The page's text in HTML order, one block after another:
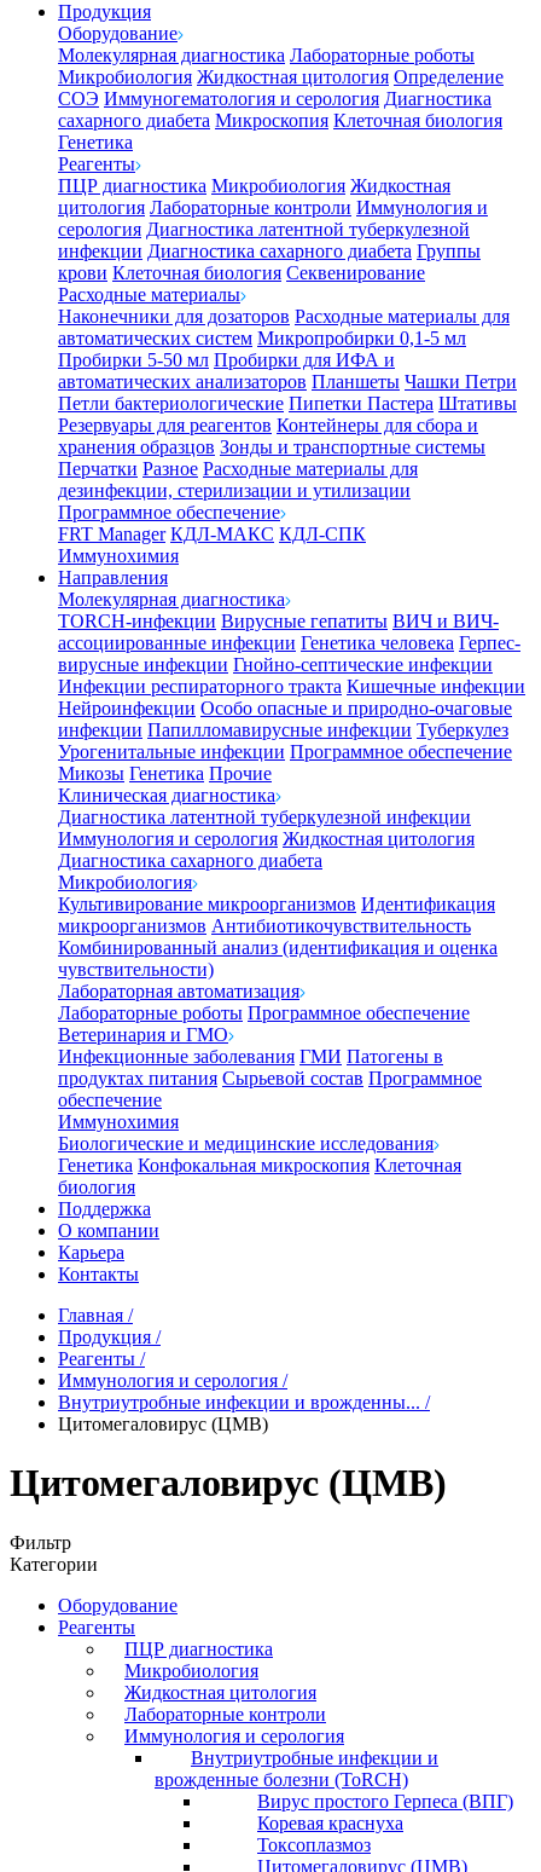
Продукция
Оборудование
Молекулярная диагностика Лабораторные роботы
Микробиология Жидкостная цитология Определение
СОЭ Иммуногематология и серология Диагностика
сахарного диабета Микроскопия Клеточная биология
Генетика
Реагенты
ПЦР диагностика Микробиология Жидкостная
цитология Лабораторные контроли Иммунология и
серология Диагностика латентной туберкулезной
инфекции Диагностика сахарного диабета Группы
крови Клеточная биология Секвенирование
Расходные материалы
Наконечники для дозаторов Расходные материалы для
автоматических систем Микропробирки 0,1-5 мл
Пробирки 5-50 мл Пробирки для ИФА и
автоматических анализаторов Планшеты Чашки Петри
Петли бактериологические Пипетки Пастера Штативы
Резервуары для реагентов Контейнеры для сбора и
хранения образцов Зонды и транспортные системы
Перчатки Разное Расходные материалы для
дезинфекции, стерилизации и утилизации
Программное обеспечение
FRT Manager КДЛ-МАКС КДЛ-СПК
Иммунохимия
Направления
Молекулярная диагностика
TORCH-инфекции Вирусные гепатиты ВИЧ и ВИЧ-
ассоциированные инфекции Генетика человека Герпес-
вирусные инфекции Гнойно-септические инфекции
Инфекции респираторного тракта Кишечные инфекции
Нейроинфекции Особо опасные и природно-очаговые
инфекции Папилломавирусные инфекции Туберкулез
Урогенитальные инфекции Программное обеспечение
Микозы Генетика Прочие
Клиническая диагностика
Диагностика латентной туберкулезной инфекции
Иммунология и серология Жидкостная цитология
Диагностика сахарного диабета
Микробиология
Культивирование микроорганизмов Идентификация
микроорганизмов Антибиотикочувствительность
Комбинированный анализ (идентификация и оценка
чувствительности)
Лабораторная автоматизация
Лабораторные роботы Программное обеспечение
Ветеринария и ГМО
Инфекционные заболевания ГМИ Патогены в
продуктах питания Сырьевой состав Программное
обеспечение
Иммунохимия
Биологические и медицинские исследования
Генетика Конфокальная микроскопия Клеточная
биология
Поддержка
О компании
Карьера
Контакты
Главная /
Продукция /
Реагенты /
Иммунология и серология /
Внутриутробные инфекции и врожденны... /
Цитомегаловирус (ЦМВ)
Цитомегаловирус (ЦМВ)
Фильтр
Категории
Оборудование
Реагенты
ПЦР диагностика
Микробиология
Жидкостная цитология
Лабораторные контроли
Иммунология и серология
Внутриутробные инфекции и
врожденные болезни (ToRCH)
Вирус простого Герпеса (ВПГ)
Коревая краснуха
Токсоплазмоз
Цитомегаловирус (ЦМВ)